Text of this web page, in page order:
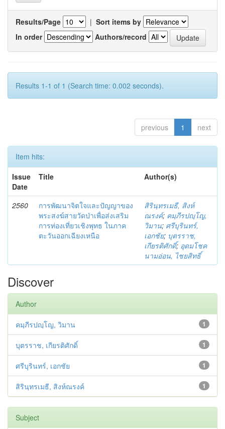
Results/Page | Sort items by
In order
Authors/record
Results 1-1 of 1 (Search time: 0.002 seconds).
previous 1 next
Item hits:
Issue
Date
Title Author(s)
2560
การพัฒนาจิตใจและปัญญาของ
พระสงฆ์สายวัดป่าเพื่อส่งเสริม
การท่องเที่ยวเชิงพุทธ ในภาค
ตะวันออกเฉียงเหนือ
สิรินฺทรเมธี, สิงห์
ณรงค์; คมฺภีรปญฺโญ,
วิมาน; ศรีบุรินทร์,
เอกชัย; บุตรราช,
เกียรติศักดิ์; อุดมโชค
นามอ่อน, ไชยสิทธิ์
Discover
Author
1
คมฺภีรปญฺโญ, วิมาน
1
บุตรราช, เกียรติศักดิ์
1
ศรีบุรินทร์, เอกชัย
1
สิรินฺทรเมธี, สิงห์ณรงค์
Subject